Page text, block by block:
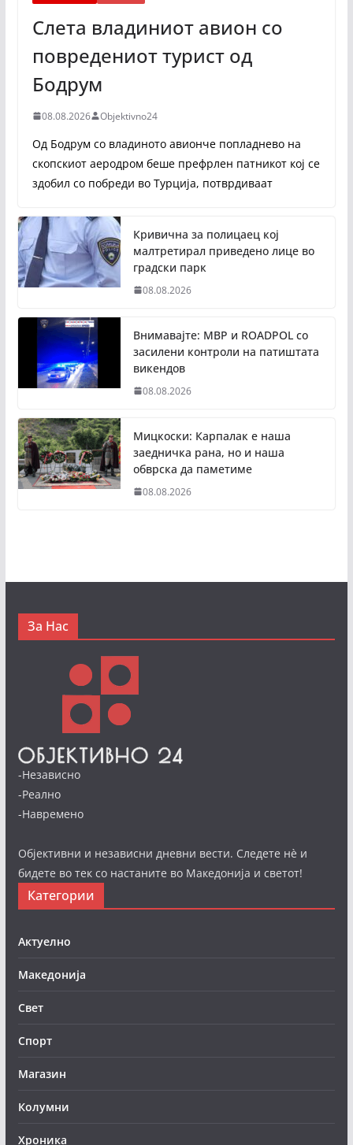
Слета владиниот авион со
повредениот турист од
Бодрум
08.08.2026 Objektivno24
Од Бодрум со владиното авионче попладнево на
скопскиот аеродром беше префрлен патникот кој се
здобил со побреди во Турција, потврдиваат
Кривична за полицаец кој
малтретирал приведено лице во
градски парк
08.08.2026
Внимавајте: МВР и ROADPOL со
засилени контроли на патиштата
викендов
08.08.2026
Мицкоски: Карпалак е наша
заедничка рана, но и наша
обврска да паметиме
08.08.2026
За Нас
-Независно
-Реално
-Навремено
Објективни и независни дневни вести. Следете нè и
бидете во тек со настаните во Македонија и светот!
Категории
Актуелно
Македонија
Свет
Спорт
Магазин
Колумни
Хроника